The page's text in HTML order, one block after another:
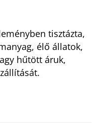
tisztázta,
élő állatok,
hűtött áruk,